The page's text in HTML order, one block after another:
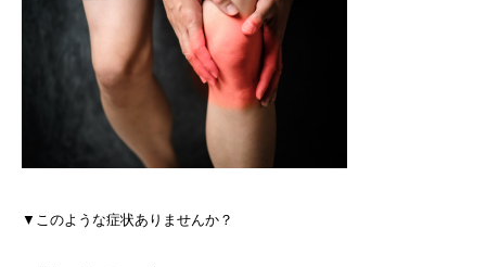
▼ このような症状ありませんか？